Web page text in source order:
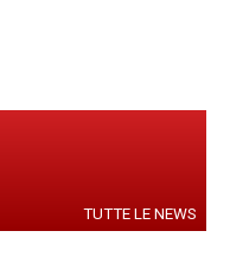
TUTTE LE NEWS